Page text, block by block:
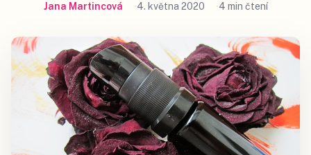
Jana Martincová 4. května 2020 4 min čtení